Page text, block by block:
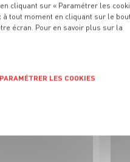
à base de melon.
cliquant sur « Paramétrer les
tout moment en cliquant sur le
écran. Pour en savoir plus sur la
PARAMÉTRER LES COOKIES